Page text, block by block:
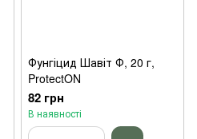
Фунгіцид Шавіт Ф, 20 г,
ProtectON
82 грн
В наявності